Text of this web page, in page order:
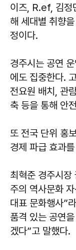
이즈, R.ef, 김정
해 세대별 취향
정이다.
경주시는 공연
에도 집중한다.
전요원 배치, 관
축 등을 통해 안
또 전국 단위 홍
경제 파급 효과
최혁준 경주시장
주의 역사문화
대표 문화행사”
품격 있는 공연
겠다”고 말했다.